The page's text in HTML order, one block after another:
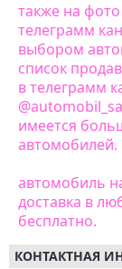
также на
телеграмм
выбором
список
в тe­­л­e­­грa­­мм
имеется
автомобилей.
автомобиль
доставка в
бесплатно.
КОНТАКТНАЯ